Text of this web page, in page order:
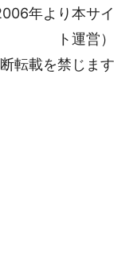
年より本サイ
ト運営）
転載を禁じます